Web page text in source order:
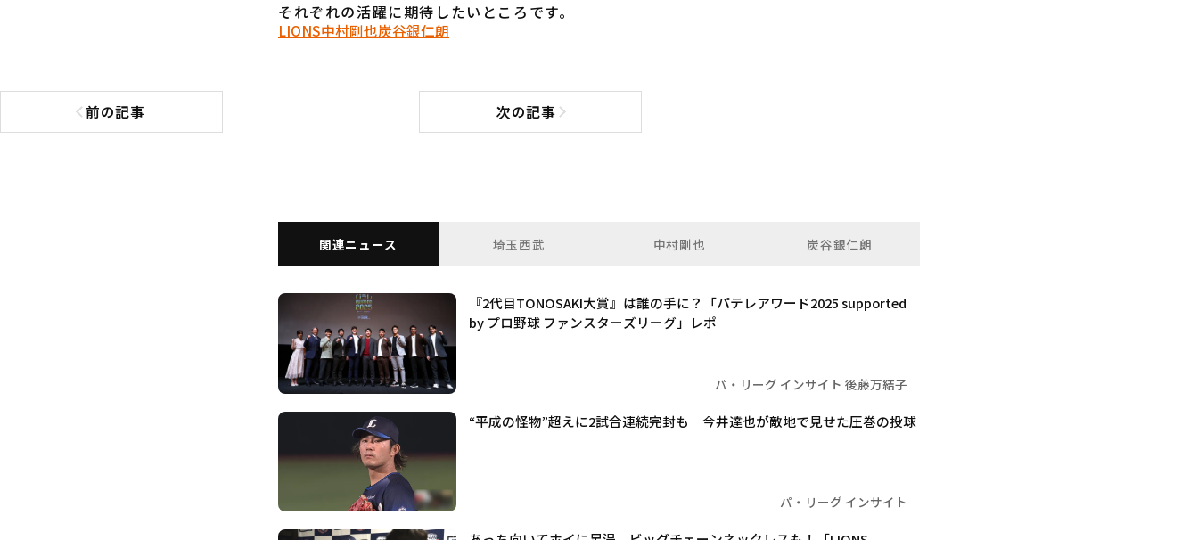
それぞれの活躍に期待したいところです。
LIONS中村剛也炭谷銀仁朗
前の記事
前の記事へ 次の記事次の記事へ
関連ニュース 埼玉西武 中村剛也 炭谷銀仁朗
『2代目TONOSAKI大賞』は誰の手に？「パテレアワード2025 supported
by プロ野球 ファンスターズリーグ」レポ
パ・リーグ インサイト 後藤万結子
“平成の怪物”超えに2試合連続完封も 今井達也が敵地で見せた圧巻の投球
パ・リーグ インサイト